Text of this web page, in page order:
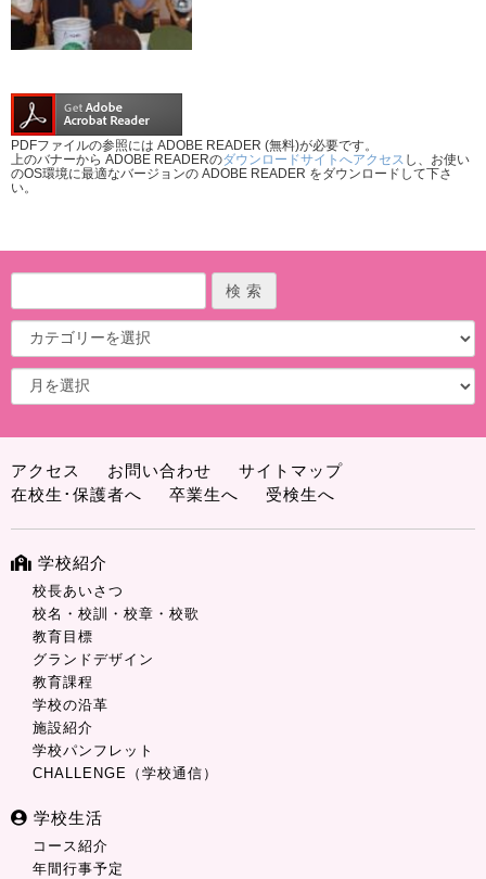
PDFファイルの参照には ADOBE READER (無料)が必要です。
上のバナーから ADOBE READERのダウンロードサイトへアクセス し、お使い
のOS環境に最適なバージョンの ADOBE READER をダウンロードして下さ
い。
アクセス お問い合わせ
サイトマップ
在校生･保護者へ
卒業生へ 受検生へ
学校紹介
校長あいさつ
校名・校訓・校章・校歌
教育目標
グランドデザイン
教育課程
学校の沿革
施設紹介
学校パンフレット
CHALLENGE（学校通信）
学校生活
コース紹介
年間行事予定